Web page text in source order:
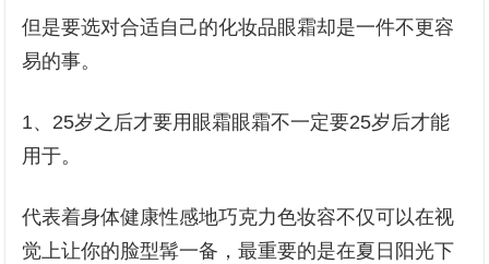
但是要选对合适自己的化妆品眼霜却是一件不更容
易的事。
1、25岁之后才要用眼霜眼霜不一定要25岁后才能
用于。
代表着身体健康性感地巧克力色妆容不仅可以在视
觉上让你的脸型髯一备，最重要的是在夏日阳光下